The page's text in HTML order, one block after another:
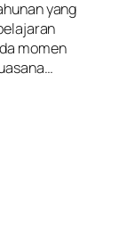
yang
momen